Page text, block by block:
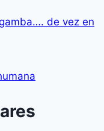
de vez en